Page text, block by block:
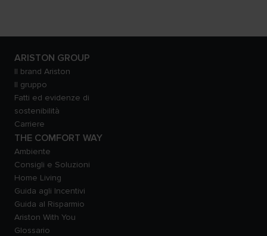
ARISTON GROUP
Il brand Ariston
Il gruppo
Fatti ed evidenze di
sostenibilità
Carriere
THE COMFORT WAY
Ambiente
Consigli e Soluzioni
Home Living
Guida agli Incentivi
Guida al Risparmio
Ariston With You
Glossario